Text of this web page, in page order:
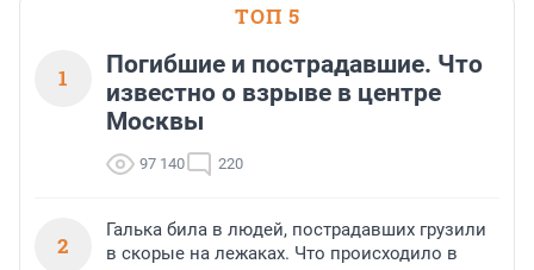
ТОП 5
1
Погибшие и пострадавшие. Что
известно о взрыве в центре
Москвы
97 140 220
2
Галька била в людей, пострадавших грузили
в скорые на лежаках. Что происходило в